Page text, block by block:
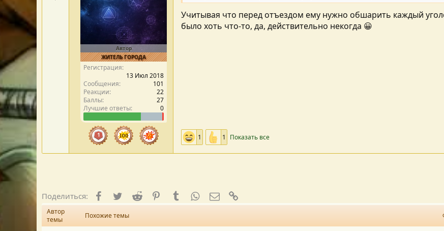
Автор
ЖИТЕЛЬ ГОРОДА
Регистрация
13 Июл 2018
Сообщения
101
Реакции
22
Баллы
27
Лучшие ответы
0
Учитывая что перед отъездом ему нужно обшарить каждый
было хоть что-то, да, действительно некогда 😀
1 1 Показать все
Поделиться: Facebook
TwitterReddit PinterestTumblrWhatsApp
E-mail
Автор
темы
Похожие темы